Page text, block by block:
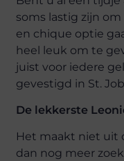
soms lastig zijn
en chique optie
heel leuk om te
juist voor iedere
gevestigd in St.
De lekkerste
Het maakt niet uit
dan nog meer